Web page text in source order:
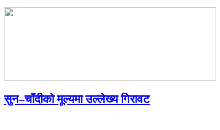
सुन–चाँदीको मूल्यमा उल्लेख्य गिरावट